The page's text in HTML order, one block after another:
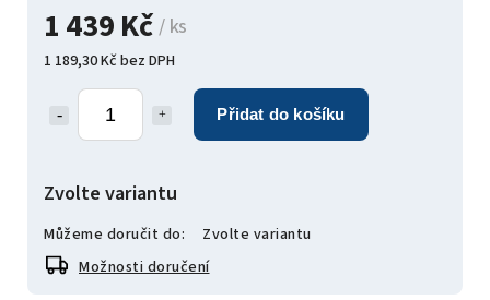
1 439 Kč/ ks
1 189,30 Kč bez DPH
Přidat do košíku
Zvolte variantu
Můžeme doručit do:
Zvolte variantu
Možnosti doručení